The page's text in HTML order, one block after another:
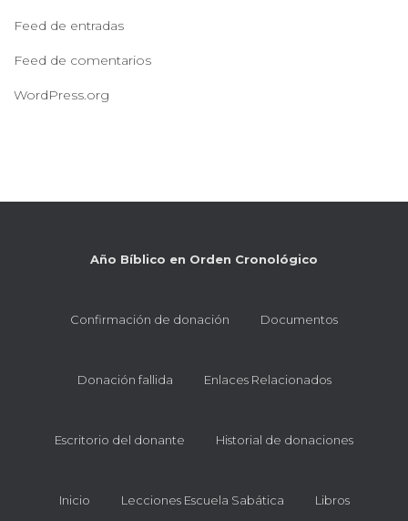
Feed de entradas
Feed de comentarios
WordPress.org
Año Bíblico en Orden Cronológico
Confirmación de donación Documentos
Donación fallida Enlaces Relacionados
Escritorio del donante Historial de donaciones
Inicio Lecciones Escuela Sabática Libros